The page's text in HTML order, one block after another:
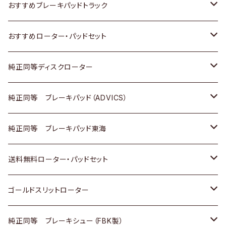
いすゞ
ダイハツ
マツダ
三菱
スバル
日野
三菱ふそう
ＢＭＷ
日産
いすゞ
ダイハツ
マツダ
三菱
日野
三菱ふそう
日産
いすゞ
ダイハツ
三菱
日野
三菱ふそう
その他
ホンダ
スズキ
日産
ダイハツ
マツダ
三菱
スバル
トヨタ
ホンダ
スズキ
日産
いすゞ
ダイハツ
マツダ
三菱
おすすめブレーキパッドトラック
トヨタ
日産
いすゞ
ダイハツ
マツダ
三菱
おすすめローター・パッドセット
トヨタ
ホンダ
スズキ
日産
ダイハツ
マツダ
純正同等ディスクローター
トヨタ
ホンダ
スズキ
日産
いすゞ
純正同等 ブレーキパッド（ADVICS）
トヨタ
ホンダ
スズキ
日産
純正同等 ブレーキパッド東海
トヨタ
ホンダ
日産
送料無料ローター・パッドセット
トヨタ
ホンダ
ゴールドスリットローター
トヨタ
純正同等 ブレーキシュー（FBK製）